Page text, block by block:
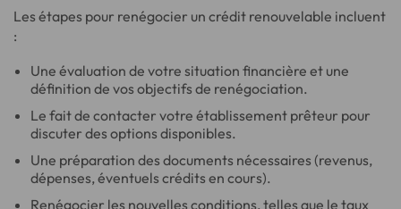
Les étapes pour renégocier un crédit renouvelable incluent
:
Une évaluation de votre situation financière et une
définition de vos objectifs de renégociation.
Le fait de contacter votre établissement prêteur pour
discuter des options disponibles.
Une préparation des documents nécessaires (revenus,
dépenses, éventuels crédits en cours).
Renégocier les nouvelles conditions, telles que le taux